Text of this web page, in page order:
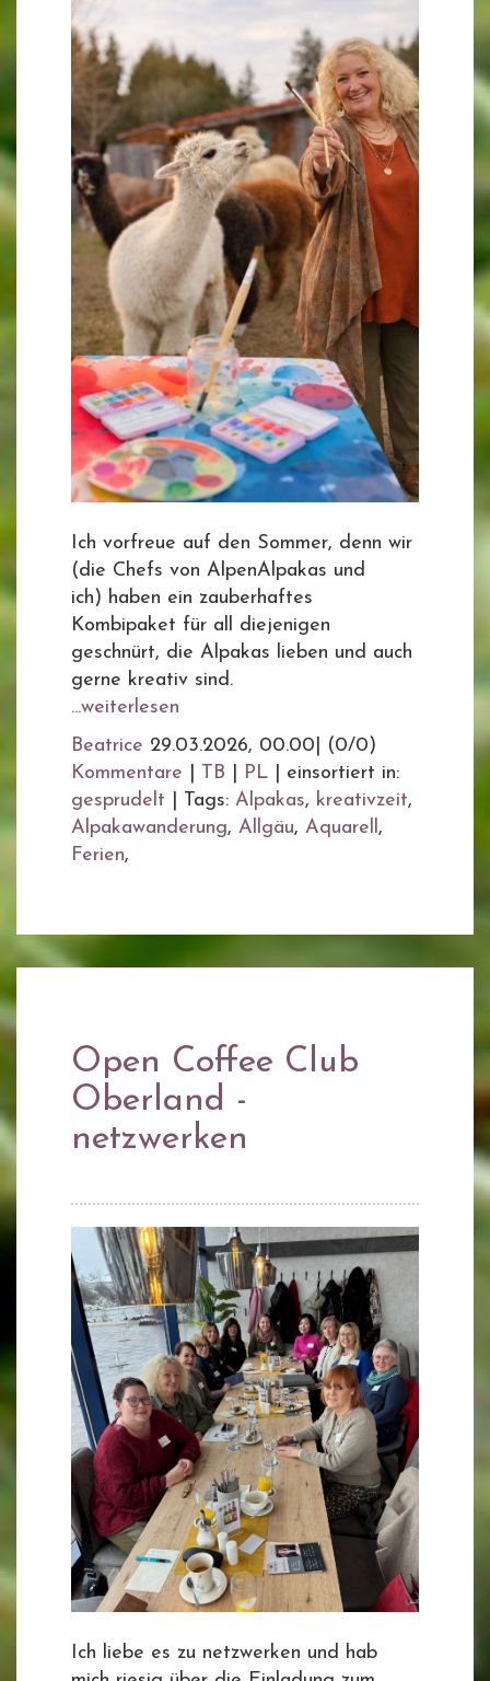
Ich vorfreue auf den Sommer, denn wir
(die Chefs von AlpenAlpakas und
ich) haben ein zauberhaftes
Kombipaket für all diejenigen
geschnürt, die Alpakas lieben und auch
gerne kreativ sind.
...weiterlesen
Beatrice 29.03.2026, 00.00
(0/0)
Kommentare
TB PL
einsortiert in:
gesprudelt
Tags: Alpakas, kreativzeit,
Alpakawanderung, Allgäu, Aquarell,
Ferien,
Open Coffee Club
Oberland -
netzwerken
Ich liebe es zu netzwerken und hab